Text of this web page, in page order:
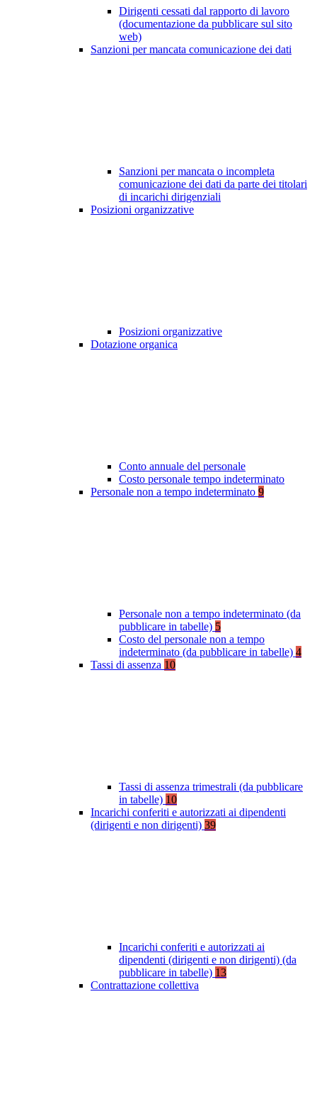
Dirigenti cessati dal rapporto di lavoro
(documentazione da pubblicare sul sito
web)
Sanzioni per mancata comunicazione dei dati
Sanzioni per mancata o incompleta
comunicazione dei dati da parte dei titolari
di incarichi dirigenziali
Posizioni organizzative
Posizioni organizzative
Dotazione organica
Conto annuale del personale
Costo personale tempo indeterminato
Personale non a tempo indeterminato 9
Personale non a tempo indeterminato (da
pubblicare in tabelle) 5
Costo del personale non a tempo
indeterminato (da pubblicare in tabelle) 4
Tassi di assenza 10
Tassi di assenza trimestrali (da pubblicare
in tabelle) 10
Incarichi conferiti e autorizzati ai dipendenti
(dirigenti e non dirigenti) 39
Incarichi conferiti e autorizzati ai
dipendenti (dirigenti e non dirigenti) (da
pubblicare in tabelle) 13
Contrattazione collettiva